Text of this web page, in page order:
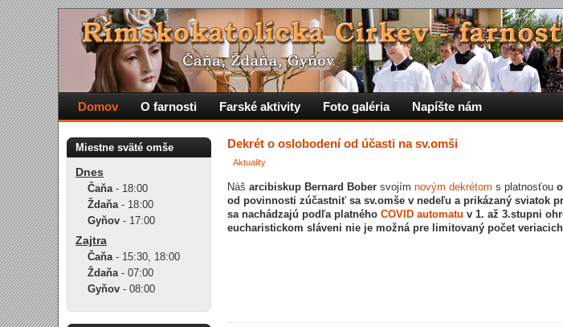
Dekrét o oslobodení od účasti na sv.omši
Aktuality
Náš arcibiskup Bernard Bober svojím novým dekrétom s platnosťou
od povinnosti zúčastniť sa sv.omše v nedeľu a prikázaný sviatok
sa nachádzajú podľa platného COVID automatu v 1. až 3.stupni
eucharistickom sláveni nie je možná pre limitovaný počet
Domov O farnosti Farské aktivity Foto galéria Napíšte nám
Miestne sväté omše
Dnes
Čaňa- 18:00
Ždaňa- 18:00
Gyňov - 17:00
Zajtra
Čaňa- 15:30, 18:00
Ždaňa- 07:00
Gyňov - 08:00